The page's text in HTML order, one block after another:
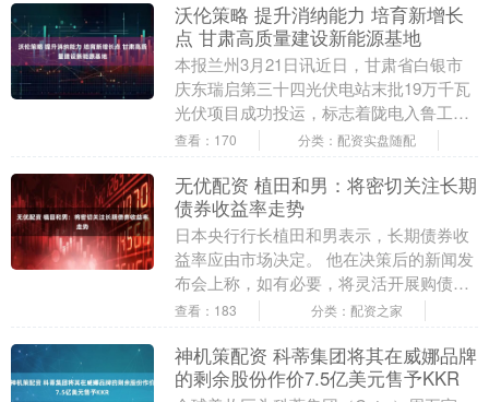
沃伦策略 提升消纳能力 培育新增长
点 甘肃高质量建设新能源基地
本报兰州3月21日讯近日，甘肃省白银市
庆东瑞启第三十四光伏电站末批19万千瓦
光伏项目成功投运，标志着陇电入鲁工程
配套1050万千瓦新能源项目全部实现并网
查看：170 分类：配资实盘随配
无优配资 植田和男：将密切关注长期
债券收益率走势
日本央行行长植田和男表示，长期债券收
益率应由市场决定。 他在决策后的新闻发
布会上称，如有必要，将灵活开展购债操
作。 注：日本10年期国债收益率升至2%
查看：183 分类：配资之家
神机策配资 科蒂集团将其在威娜品牌
的剩余股份作价7.5亿美元售予KKR